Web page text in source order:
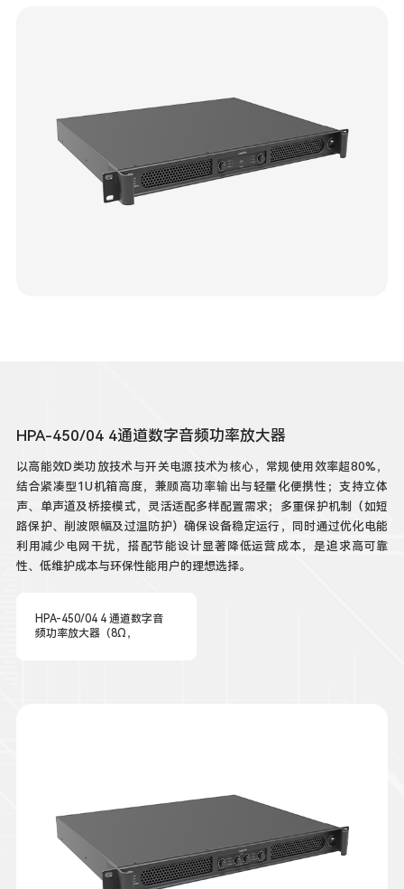
HPA-450/04 4通道数字音频功率放大器
以高能效D类功放技术与开关电源技术为核心，常规使用效率超80%，
结合紧凑型1U机箱高度，兼顾高功率输出与轻量化便携性；支持立体
声、单声道及桥接模式，灵活适配多样配置需求；多重保护机制（如短
路保护、削波限幅及过温防护）确保设备稳定运行，同时通过优化电能
利用减少电网干扰，搭配节能设计显著降低运营成本，是追求高可靠
性、低维护成本与环保性能用户的理想选择。
HPA-450/04 4 通道数字音
频功率放大器（8Ω，